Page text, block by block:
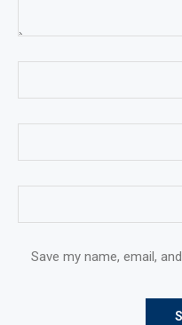
Save my name, email,